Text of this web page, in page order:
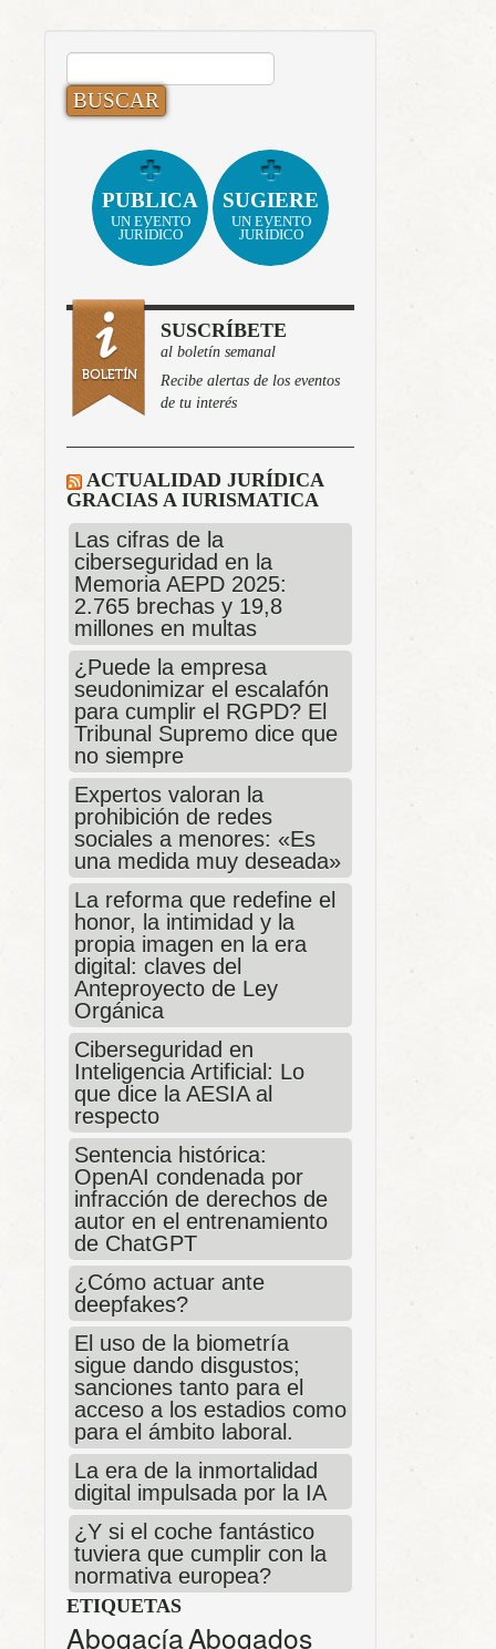
BUSCAR:
PUBLICA
UN EVENTO
JURÍDICO
SUGIERE
UN EVENTO
JURÍDICO
SUSCRÍBETE
al boletín semanal
Recibe alertas de los eventos
de tu interés
ACTUALIDAD JURÍDICA
GRACIAS A IURISMATICA
Las cifras de la
ciberseguridad en la
Memoria AEPD 2025:
2.765 brechas y 19,8
millones en multas
¿Puede la empresa
seudonimizar el escalafón
para cumplir el RGPD? El
Tribunal Supremo dice que
no siempre
Expertos valoran la
prohibición de redes
sociales a menores: «Es
una medida muy deseada»
La reforma que redefine el
honor, la intimidad y la
propia imagen en la era
digital: claves del
Anteproyecto de Ley
Orgánica
Ciberseguridad en
Inteligencia Artificial: Lo
que dice la AESIA al
respecto
Sentencia histórica:
OpenAI condenada por
infracción de derechos de
autor en el entrenamiento
de ChatGPT
¿Cómo actuar ante
deepfakes?
El uso de la biometría
sigue dando disgustos;
sanciones tanto para el
acceso a los estadios como
para el ámbito laboral.
La era de la inmortalidad
digital impulsada por la IA
¿Y si el coche fantástico
tuviera que cumplir con la
normativa europea?
ETIQUETAS
AbogacíaAbogados